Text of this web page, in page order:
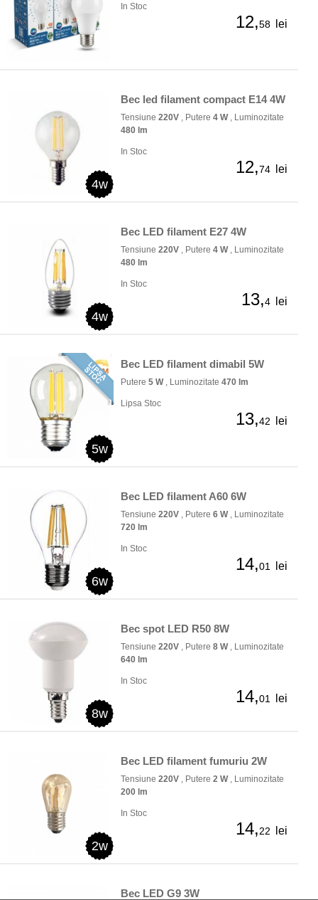
In Stoc
12,58 lei
4w
Bec led filament compact E14 4W
Tensiune 220V , Putere 4 W, Luminozitate
480 lm
In Stoc
12,74 lei
4w
Bec LED filament E27 4W
Tensiune 220V , Putere 4 W, Luminozitate
480 lm
In Stoc
13,4 lei
5w
Bec LED filament dimabil 5W
Putere 5 W, Luminozitate 470 lm
Lipsa Stoc
13,42 lei
6w
Bec LED filament A60 6W
Tensiune 220V , Putere 6 W, Luminozitate
720 lm
In Stoc
14,01 lei
8w
Bec spot LED R50 8W
Tensiune 220V , Putere 8 W, Luminozitate
640 lm
In Stoc
14,01 lei
2w
Bec LED filament fumuriu 2W
Tensiune 220V , Putere 2 W, Luminozitate
200 lm
In Stoc
14,22 lei
Bec LED G9 3W